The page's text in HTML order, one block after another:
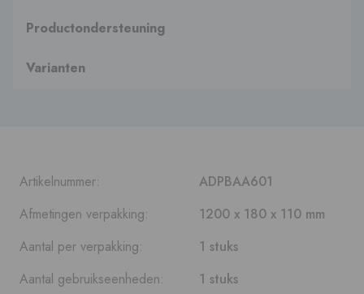
Productondersteuning
Varianten
Artikelnummer:
ADPBAA601
Afmetingen verpakking:
1200 x 180 x 110 mm
Aantal per verpakking:
1 stuks
Aantal gebruikseenheden:
1 stuks